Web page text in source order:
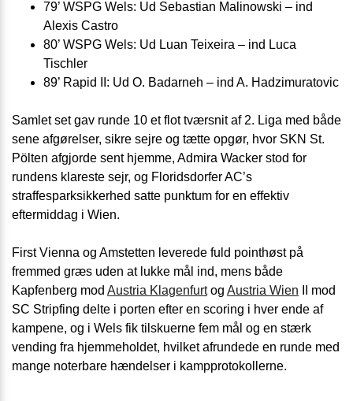
79’ WSPG Wels: Ud Sebastian Malinowski – ind
Alexis Castro
80’ WSPG Wels: Ud Luan Teixeira – ind Luca
Tischler
89’ Rapid II: Ud O. Badarneh – ind A. Hadzimuratovic
Samlet set gav runde 10 et flot tværsnit af 2. Liga med både
sene afgørelser, sikre sejre og tætte opgør, hvor SKN St.
Pölten afgjorde sent hjemme, Admira Wacker stod for
rundens klareste sejr, og Floridsdorfer AC’s
straffesparksikkerhed satte punktum for en effektiv
eftermiddag i Wien.
First Vienna og Amstetten leverede fuld pointhøst på
fremmed græs uden at lukke mål ind, mens både
Kapfenberg mod Austria Klagenfurtog Austria Wien II mod
SC Stripfing delte i porten efter en scoring i hver ende af
kampene, og i Wels fik tilskuerne fem mål og en stærk
vending fra hjemmeholdet, hvilket afrundede en runde med
mange noterbare hændelser i kampprotokollerne.